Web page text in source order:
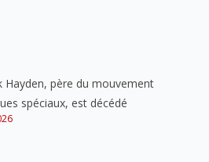
Hayden, père du mouvement
spéciaux, est décédé